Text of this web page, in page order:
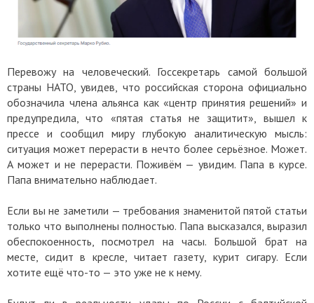
Перевожу на человеческий. Госсекретарь самой большой
страны НАТО, увидев, что российская сторона официально
обозначила члена альянса как «центр принятия решений» и
предупредила, что «пятая статья не защитит», вышел к
прессе и сообщил миру глубокую аналитическую мысль:
ситуация может перерасти в нечто более серьёзное. Может.
А может и не перерасти. Поживём — увидим. Папа в курсе.
Папа внимательно наблюдает.
Если вы не заметили — требования знаменитой пятой статьи
только что выполнены полностью. Папа высказался, выразил
обеспокоенность, посмотрел на часы. Большой брат на
месте, сидит в кресле, читает газету, курит сигару. Если
хотите ещё что-то — это уже не к нему.